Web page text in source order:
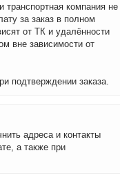
компания не
за заказ в полном
от ТК и удалённости
вне зависимости от
подтверждении заказа.
адреса и контакты
а также при